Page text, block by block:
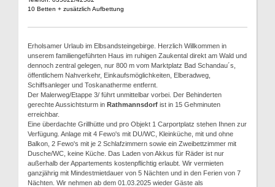
10 Betten + zusätzlich Aufbettung
Erholsamer Urlaub im Elbsandsteingebirge. Herzlich Willkommen in
unserem familiengeführten Haus im ruhigen Zaukental direkt am Wald und
dennoch zentral gelegen, nur 800 m vom Marktplatz Bad Schandau´s,
öffentlichem Nahverkehr, Einkaufsmöglichkeiten, Elberadweg,
Schiffsanleger und Toskanatherme entfernt.
Der Malerweg/Etappe 3/ führt unmittelbar vorbei. Der Behinderten
gerechte Aussichtsturm in Rathmannsdorf ist in 15 Gehminuten
erreichbar.
Eine überdachte Grillhütte und pro Objekt 1 Carportplatz stehen Ihnen zur
Verfügung. Anlage mit 4 Fewo's mit DU/WC, Kleinküche, mit und ohne
Balkon, 2 Fewo's mit je 2 Schlafzimmern sowie ein Zweibettzimmer mit
Dusche/WC, keine Küche. Das Laden von Akkus für Räder ist nur
außerhalb der Appartements kostenpflichtig erlaubt. Wir vermieten
ganzjährig mit Mindestmietdauer von 5 Nächten und in den Ferien von 7
Nächten. Wir nehmen ab dem 01.03.2025 wieder Gäste als